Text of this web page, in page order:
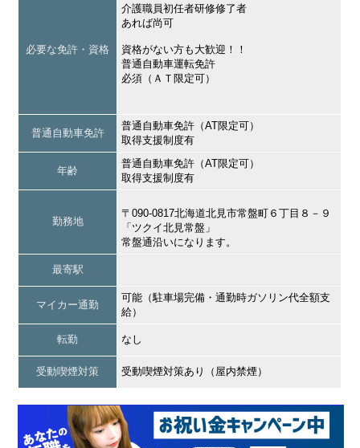
必要な免許・資格
介護職員初任者研修修了者
あれば尚可
資格がない方も大歓迎！！
普通自動車運転免許
必須（ＡＴ限定可）
普通自動車免許
普通自動車免許（AT限定可）
取得支援制度有
年齢
普通自動車免許（AT限定可）
取得支援制度有
勤務地
〒090-0817北海道北見市常盤町６丁目８－９
「ツクイ北見常盤」
常盤通沿いになります。
最寄駅
マイカー通勤
可能（駐車場完備・通勤時ガソリン代全額支
給）
転勤 なし
受動喫煙対策 受動喫煙対策あり（屋内禁煙）